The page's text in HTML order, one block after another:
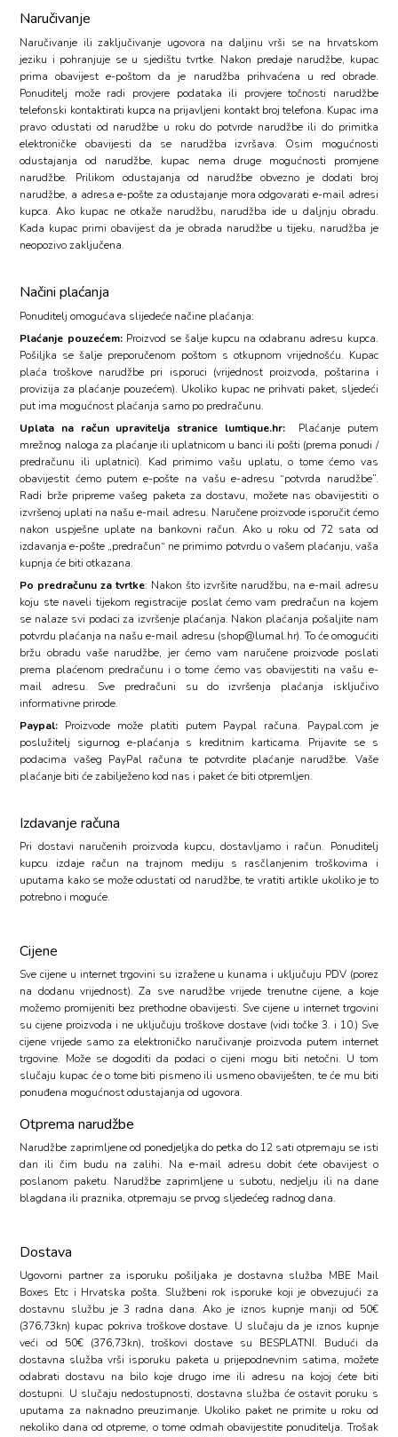
Naručivanje
Naručivanje ili zaključivanje ugovora na daljinu vrši se na hrvatskom
jeziku i pohranjuje se u sjedištu tvrtke. Nakon predaje narudžbe, kupac
prima obavijest e-poštom da je narudžba prihvaćena u red obrade.
Ponuditelj može radi provjere podataka ili provjere točnosti narudžbe
telefonski kontaktirati kupca na prijavljeni kontakt broj telefona. Kupac ima
pravo odustati od narudžbe u roku do potvrde narudžbe ili do primitka
elektroničke obavijesti da se narudžba izvršava. Osim mogućnosti
odustajanja od narudžbe, kupac nema druge mogućnosti promjene
narudžbe. Prilikom odustajanja od narudžbe obvezno je dodati broj
narudžbe, a adresa e-pošte za odustajanje mora odgovarati e-mail adresi
kupca. Ako kupac ne otkaže narudžbu, narudžba ide u daljnju obradu.
Kada kupac primi obavijest da je obrada narudžbe u tijeku, narudžba je
neopozivo zaključena.
Načini plaćanja
Ponuditelj omogućava slijedeće načine plaćanja:
Plaćanje pouzećem: Proizvod se šalje kupcu na odabranu adresu kupca.
Pošiljka se šalje preporučenom poštom s otkupnom vrijednošću. Kupac
plaća troškove narudžbe pri isporuci (vrijednost proizvoda, poštarina i
provizija za plaćanje pouzećem). Ukoliko kupac ne prihvati paket, sljedeći
put ima mogućnost plaćanja samo po predračunu.
Uplata na račun upravitelja stranice lumtique.hr:Plaćanje putem
mrežnog naloga za plaćanje ili uplatnicom u banci ili pošti (prema ponudi /
predračunu ili uplatnici). Kad primimo vašu uplatu, o tome ćemo vas
obavijestit ćemo putem e-pošte na vašu e-adresu “potvrda narudžbe”.
Radi brže pripreme vašeg paketa za dostavu, možete nas obavijestiti o
izvršenoj uplati na našu e-mail adresu. Naručene proizvode isporučit ćemo
nakon uspješne uplate na bankovni račun. Ako u roku od 72 sata od
izdavanja e-pošte „predračun“ ne primimo potvrdu o vašem plaćanju, vaša
kupnja će biti otkazana.
Po predračunu za tvrtke: Nakon što izvršite narudžbu, na e-mail adresu
koju ste naveli tijekom registracije poslat ćemo vam predračun na kojem
se nalaze svi podaci za izvršenje plaćanja. Nakon plaćanja pošaljite nam
potvrdu plaćanja na našu e-mail adresu (shop@lumal.hr). To će omogućiti
bržu obradu vaše narudžbe, jer ćemo vam naručene proizvode poslati
prema plaćenom predračunu i o tome ćemo vas obavijestiti na vašu e-
mail adresu. Sve predračuni su do izvršenja plaćanja isključivo
informativne prirode.
Paypal: Proizvode može platiti putem Paypal računa. Paypal.com je
poslužitelj sigurnog e-plaćanja s kreditnim karticama. Prijavite se s
podacima vašeg PayPal računa te potvrdite plaćanje narudžbe. Vaše
plaćanje biti će zabilježeno kod nas i paket će biti otpremljen.
Izdavanje računa
Pri dostavi naručenih proizvoda kupcu, dostavljamo i račun. Ponuditelj
kupcu izdaje račun na trajnom mediju s rasčlanjenim troškovima i
uputama kako se može odustati od narudžbe, te vratiti artikle ukoliko je to
potrebno i moguće.
Cijene
Sve cijene u internet trgovini su izražene u kunama i uključuju PDV (porez
na dodanu vrijednost). Za sve narudžbe vrijede trenutne cijene, a koje
možemo promijeniti bez prethodne obavijesti. Sve cijene u internet trgovini
su cijene proizvoda i ne uključuju troškove dostave (vidi točke 3. i 10.) Sve
cijene vrijede samo za elektroničko naručivanje proizvoda putem internet
trgovine. Može se dogoditi da podaci o cijeni mogu biti netočni. U tom
slučaju kupac će o tome biti pismeno ili usmeno obaviješten, te će mu biti
ponuđena mogućnost odustajanja od ugovora.
Otprema narudžbe
Narudžbe zaprimljene od ponedjeljka do petka do 12 sati otpremaju se isti
dan ili čim budu na zalihi. Na e-mail adresu dobit ćete obavijest o
poslanom paketu. Narudžbe zaprimljene u subotu, nedjelju ili na dane
blagdana ili praznika, otpremaju se prvog sljedećeg radnog dana.
Dostava
Ugovorni partner za isporuku pošiljaka je dostavna služba MBE Mail
Boxes Etc i Hrvatska pošta. Službeni rok isporuke koji je obvezujući za
dostavnu službu je 3 radna dana. Ako je iznos kupnje manji od 50€
(376,73kn) kupac pokriva troškove dostave. U slučaju da je iznos kupnje
veći od 50€ (376,73kn), troškovi dostave su BESPLATNI. Budući da
dostavna služba vrši isporuku paketa u prijepodnevnim satima, možete
odabrati dostavu na bilo koje drugo ime ili adresu na kojoj ćete biti
dostupni. U slučaju nedostupnosti, dostavna služba će ostavit poruku s
uputama za naknadno preuzimanje. Ukoliko paket ne primite u roku od
nekoliko dana od otpreme, o tome odmah obavijestite ponuditelja. Trošak